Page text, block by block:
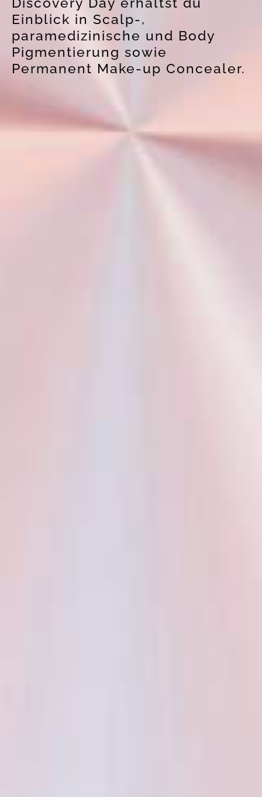
Discovery Day erhältst du
Einblick in Scalp-,
paramedizinische und Body
Pigmentierung sowie
Permanent Make-up Concealer.